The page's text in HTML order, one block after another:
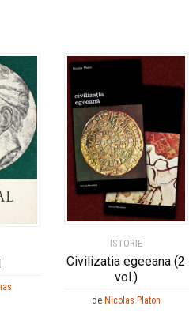
ISTORIE
Civilizatia egeeana (2
vol.)
de Nicolas Platon